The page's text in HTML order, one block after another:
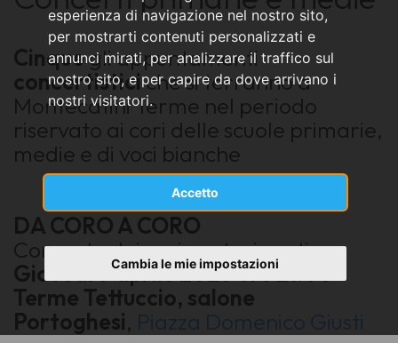
esperienza di navigazione nel nostro sito,
per mostrarti contenuti personalizzati e
annunci mirati, per analizzare il traffico sul
nostro sito, e per capire da dove arrivano i
nostri visitatori.
Accetto
Cambia le mie impostazioni
Cinquegli appuntamenti
concertisticiche si terranno a
Montecatini Terme nel periodo
riservato ai cori delle scuole primarie,
medie e di voci bianche
DA CORO A CORO
Concerto dei cori partecipanti
Giovedì 9 aprile 2026 ore 21.00
Terme Tettuccio, salone
Portoghesi, Piazza Domenico Giusti